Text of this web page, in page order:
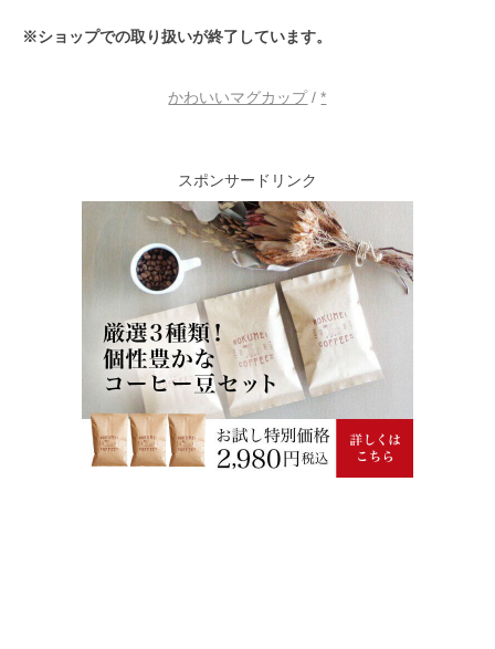
※ショップでの取り扱いが終了しています。
かわいいマグカップ/*
スポンサードリンク